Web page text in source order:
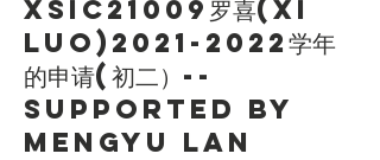
XSIC21009罗喜(Xi
Luo)2021-2022学年
的申请(初二）--
Supported by
Mengyu lan